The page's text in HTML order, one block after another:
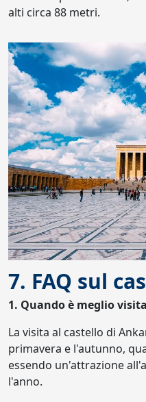
alti circa 88 metri.
7. FAQ sul
1. Quando è meglio
La visita al castello di
primavera e l'autunno,
essendo un'attrazione
l'anno.